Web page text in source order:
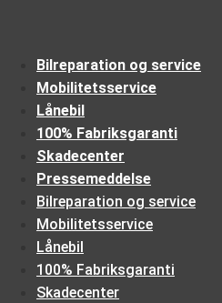
Bilreparation og service
Mobilitetsservice
Lånebil
100% Fabriksgaranti
Skadecenter
Pressemeddelse
Bilreparation og service
Mobilitetsservice
Lånebil
100% Fabriksgaranti
Skadecenter